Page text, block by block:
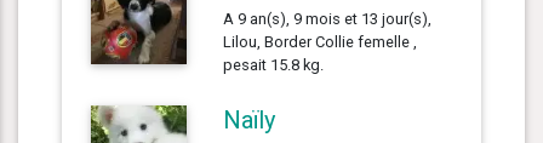
A 9 an(s), 9 mois et 13 jour(s),
Lilou, Border Collie femelle ,
pesait 15.8 kg.
Naïly